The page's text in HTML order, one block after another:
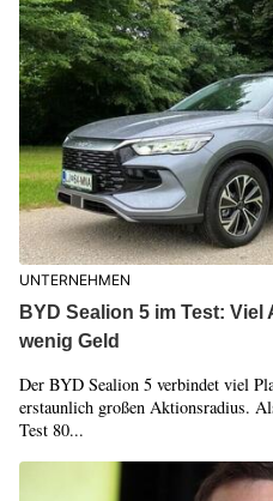
UNTERNEHMEN
BYD Sealion 5 im Test:
wenig Geld
Der BYD Sealion 5 verbindet viel
erstaunlich großen Aktionsradius.
Test 80...